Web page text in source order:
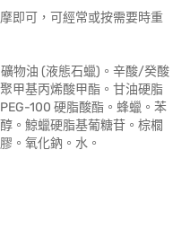
即可，可經常或按需要時重
物油 (液態石蠟)。辛酸/癸酸
甲基丙烯酸甲酯。甘油硬脂
100 硬脂酸酯。蜂蠟。苯
。鯨蠟硬脂基葡糖苷。棕櫚
。氧化鈉。水。